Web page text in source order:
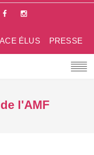
PRESSE
ÉLUS
l'AMF